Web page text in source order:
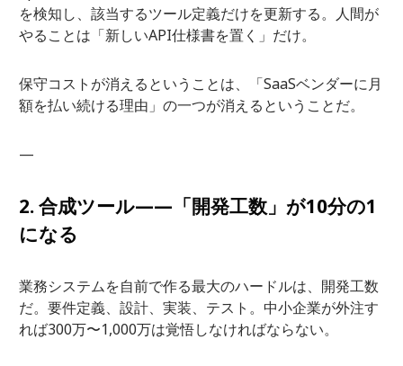
を検知し、該当するツール定義だけを更新する。人間が
やることは「新しいAPI仕様書を置く」だけ。
保守コストが消えるということは、「SaaSベンダーに月
額を払い続ける理由」の一つが消えるということだ。
—
2. 合成ツール——「開発工数」が10分の1
になる
業務システムを自前で作る最大のハードルは、開発工数
だ。要件定義、設計、実装、テスト。中小企業が外注す
れば300万〜1,000万は覚悟しなければならない。